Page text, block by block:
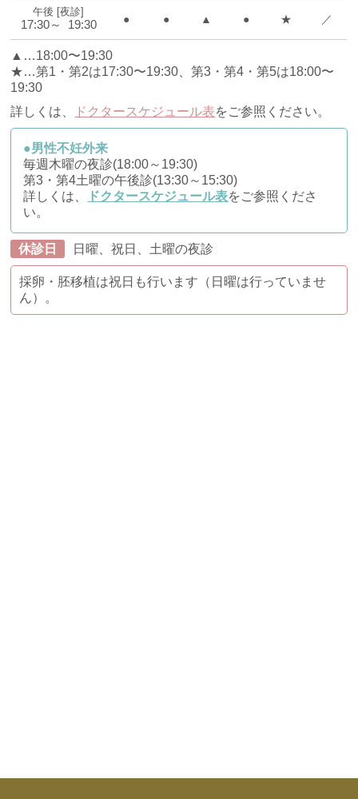
午後 [夜診]
17:30～ 19:30 ● ● ▲ ● ★ ／
▲…18:00〜19:30
★…第1・第2は17:30〜19:30、第3・第4・第5は18:00〜
19:30
詳しくは、
ドクタースケジュール表をご参照ください。
●男性不妊外来
毎週木曜の夜診(18:00～19:30)
第3・第4土曜の午後診(13:30～15:30)
詳しくは、
ドクタースケジュール表をご参照くださ
い。
休診日 日曜、祝日、土曜の夜診
採卵・胚移植は祝日も行います（日曜は行っていませ
ん）。